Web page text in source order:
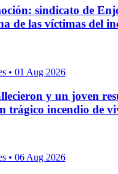
sindicato de
de las víctimas del
• 01 Aug 2026
y un joven
trágico incendio de
• 06 Aug 2026